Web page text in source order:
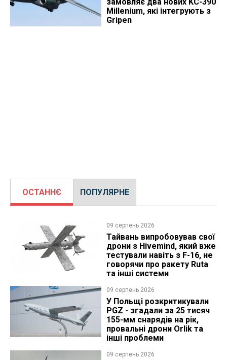
Millenium, які інтегрують з
Gripen
ОСТАННЄ ПОПУЛЯРНЕ
09 серпень 2026
Тайвань випробовував свої
дрони з Hivemind, який вже
тестували навіть з F-16, не
говорячи про ракету Ruta
та інші системи
09 серпень 2026
У Польщі розкритикували
PGZ - згадали за 25 тисяч
155-мм снарядів на рік,
провальні дрони Orlik та
інші проблеми
09 серпень 2026